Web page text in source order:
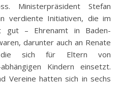
Ministerpräsident Stefan
verdiente Initiativen, die im
gut – Ehrenamt in Baden-
darunter auch an Renate
die sich für Eltern von
Kindern einsetzt.
Vereine hatten sich in sechs